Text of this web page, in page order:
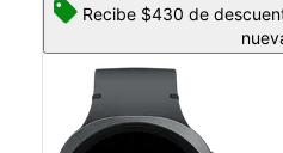
Recibe $430 de